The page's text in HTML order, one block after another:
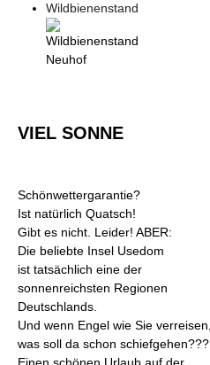
Wildbienenstand
VIEL SONNE
Schönwettergarantie?
Ist natürlich Quatsch!
Gibt es nicht. Leider! ABER:
Die beliebte Insel Usedom
ist tatsächlich eine der
sonnenreichsten Regionen
Deutschlands.
Und wenn Engel wie Sie verreisen,
was soll da schon schiefgehen???